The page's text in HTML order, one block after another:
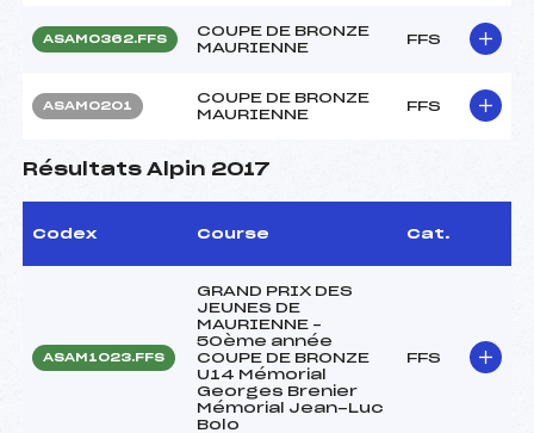
ASAM0362.FFS
COUPE DE BRONZE
MAURIENNE
FFS
ASAM0201
COUPE DE BRONZE
MAURIENNE
FFS
Résultats Alpin 2017
Codex Course Cat.
ASAM1023.FFS
GRAND PRIX DES
JEUNES DE
MAURIENNE –
50ème année
COUPE DE BRONZE
U14 Mémorial
Georges Brenier
Mémorial Jean-Luc
Bolo
FFS